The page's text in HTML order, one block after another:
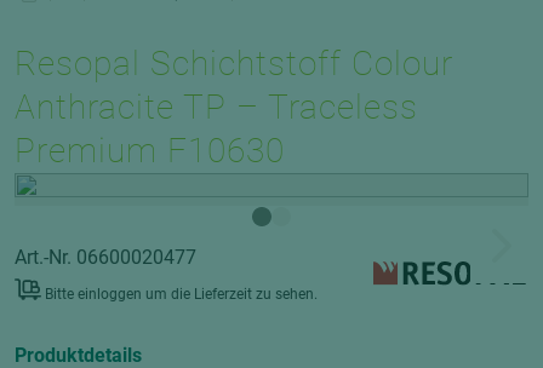
Resopal Schichtstoff Colour
Anthracite TP – Traceless
Premium F10630
Art.-Nr. 06600020477
Bitte einloggen um die Lieferzeit zu sehen.
Produktdetails